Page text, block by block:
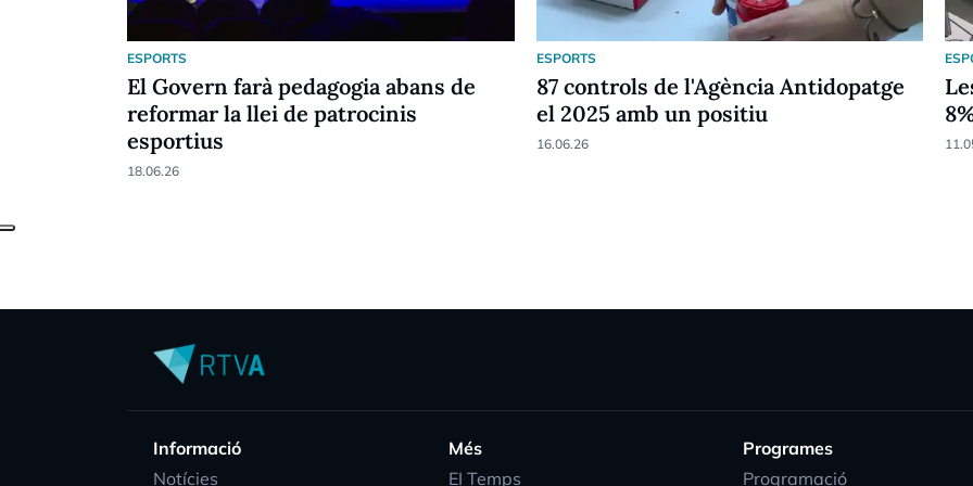
ESPORTS
El Govern farà pedagogia abans de
reformar la llei de patrocinis
esportius
18.06.26
ESPORTS
87 controls de l'Agència Antidopatge
el 2025 amb un positiu
16.06.26
Informació
Notícies
Més
EI Temps
Programes
Programació